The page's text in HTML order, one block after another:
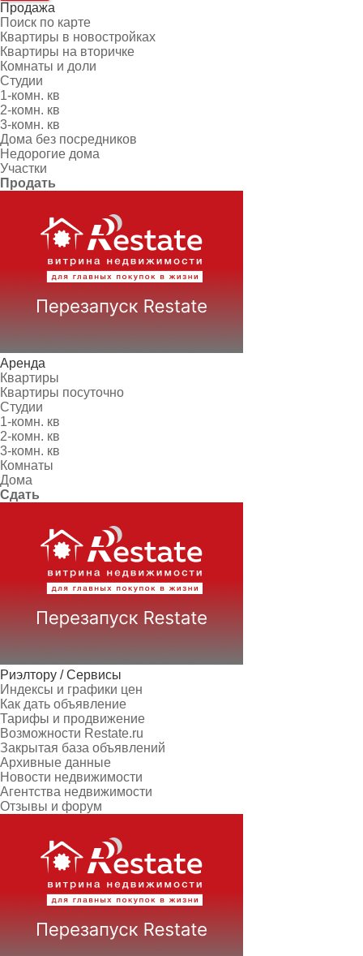
Продажа
Поиск по карте
Квартиры в новостройках
Квартиры на вторичке
Комнаты и доли
Студии
1-комн. кв
2-комн. кв
3-комн. кв
Дома без посредников
Недорогие дома
Участки
Продать
Аренда
Квартиры
Квартиры посуточно
Студии
1-комн. кв
2-комн. кв
3-комн. кв
Комнаты
Дома
Сдать
Риэлтору / Сервисы
Индексы и графики цен
Как дать объявление
Тарифы и продвижение
Возможности Restate.ru
Закрытая база объявлений
Архивные данные
Новости недвижимости
Агентства недвижимости
Отзывы и форум